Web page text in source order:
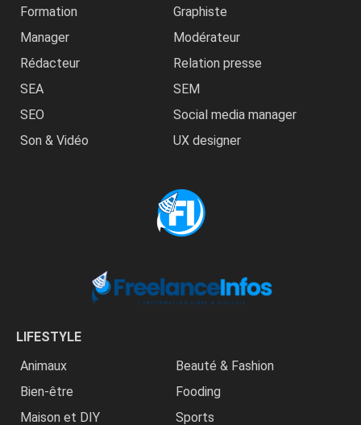
Formation
Graphiste
Manager
Modérateur
Rédacteur
Relation presse
SEA
SEM
SEO
Social media manager
Son & Vidéo
UX designer
LIFESTYLE
Animaux
Beauté & Fashion
Bien-être
Fooding
Maison et DIY
Sports